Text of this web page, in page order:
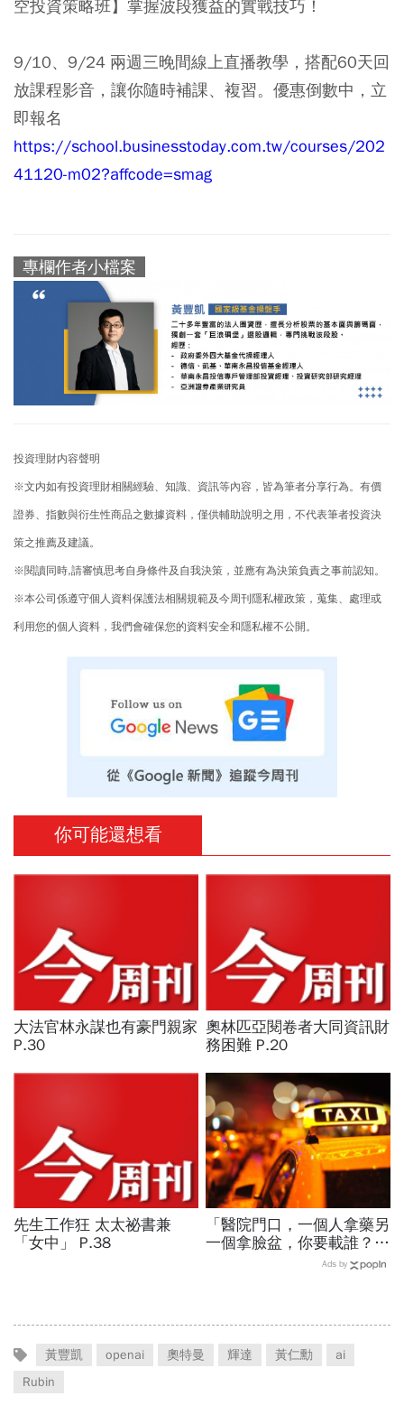
空投資策略班】掌握波段獲益的實戰技巧！
9/10、9/24 兩週三晚間線上直播教學，搭配60天回
放課程影音，讓你隨時補課、複習。優惠倒數中，立
即報名
https://school.businesstoday.com.tw/courses/202
41120-m02?affcode=smag
專欄作者小檔案
投資理財内容聲明
※文内如有投資理財相關經驗、知識、資訊等內容，皆為筆者分享行為。有價
證券、指數與衍生性商品之數據資料，僅供輔助說明之用，不代表筆者投資決
策之推薦及建議。
※閱讀同時,請審慎思考自身條件及自我決策，並應有為決策負責之事前認知。
※本公司係遵守個人資料保護法相關規範及今周刊隱私權政策，蒐集、處理或
利用您的個人資料，我們會確保您的資料安全和隱私權不公開。
你可能還想看
大法官林永謀也有豪門親家
P.30
奧林匹亞閱卷者大同資訊財
務困難 P.20
先生工作狂 太太祕書兼
「女中」 P.38
「醫院門口，一個人拿藥另
一個拿臉盆，你要載誰？」
一個計程車司機給我們上了
Ads by
黃豐凱 openai 奧特曼 輝達 黃仁勳
ai
Rubin